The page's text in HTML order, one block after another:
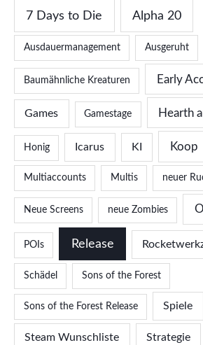
7 Days to Die Alpha 20
Ausdauermanagement Ausgeruht
Baumähnliche Kreaturen Early
Games Gamestage Hearth
Honig Icarus KI Koop
Multiaccounts Multis neuer
Neue Screens neue Zombies
POIs Release
Schädel Sons of the Forest
Sons of the Forest Release Spiele
Steam Wunschliste Strategie